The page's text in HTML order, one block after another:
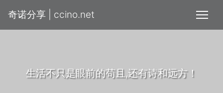
奇诺分享 | ccino.net
生活不只是眼前的苟且,还有诗和远方！